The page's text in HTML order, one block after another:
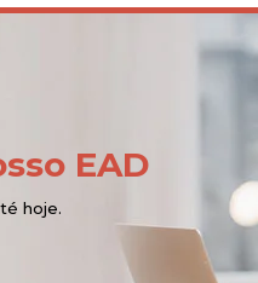
EAD
hoje.